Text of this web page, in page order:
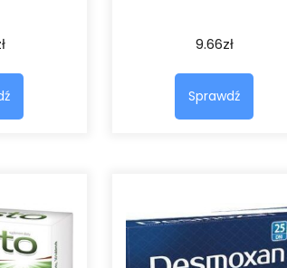
9.66zł
Sprawdź